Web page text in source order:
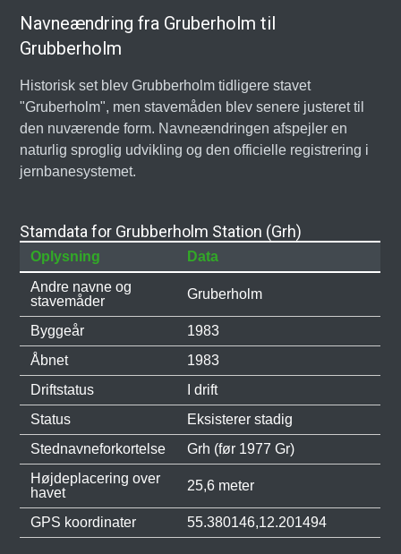
Navneændring fra Gruberholm til
Grubberholm
Historisk set blev Grubberholm tidligere stavet
"Gruberholm", men stavemåden blev senere justeret til
den nuværende form. Navneændringen afspejler en
naturlig sproglig udvikling og den officielle registrering i
jernbanesystemet.
Stamdata for Grubberholm Station (Grh)
Oplysning
Data
Andre navne og
stavemåder
Gruberholm
Byggeår
1983
Åbnet
1983
Driftstatus
I drift
Status
Eksisterer stadig
Stednavneforkortelse
Grh (før 1977 Gr)
Højdeplacering over
havet
25,6 meter
GPS koordinater 55.380146,12.201494